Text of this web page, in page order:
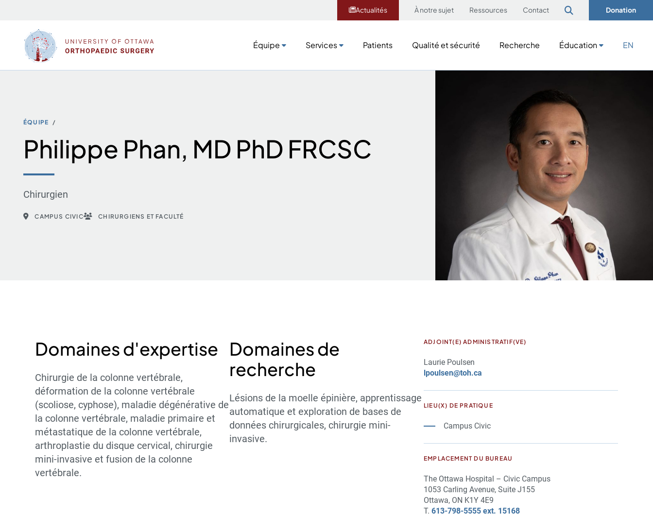
contenu
Actualités À notre sujet Ressources Contact Donation
Équipe Services Patients Qualité et sécurité Recherche Éducation EN
ÉQUIPE
Philippe Phan, MD PhD FRCSC
Chirurgien
CAMPUS CIVIC CHIRURGIENS ET FACULTÉ
Domaines d'expertise
Chirurgie de la colonne vertébrale,
déformation de la colonne vertébrale
(scoliose, cyphose), maladie dégénérative de
la colonne vertébrale, maladie primaire et
métastatique de la colonne vertébrale,
arthroplastie du disque cervical, chirurgie
mini-invasive et fusion de la colonne
vertébrale.
Domaines de
recherche
Lésions de la moelle épinière, apprentissage
automatique et exploration de bases de
données chirurgicales, chirurgie mini-
invasive.
ADJOINT(E) ADMINISTRATIF(VE)
Laurie Poulsen
lpoulsen@toh.ca
LIEU(X) DE PRATIQUE
Campus Civic
EMPLACEMENT DU BUREAU
The Ottawa Hospital – Civic Campus
1053 Carling Avenue, Suite J155
Ottawa, ON K1Y 4E9
T. 613-798-5555 ext. 15168